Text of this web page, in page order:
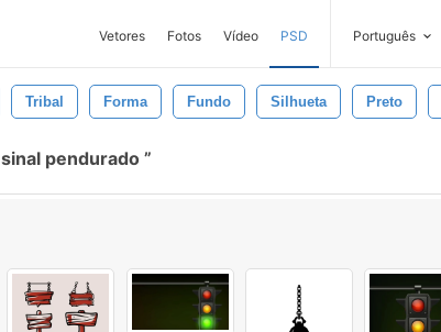
Vetores Fotos Vídeo PSD Português
Tribal Forma Fundo Silhueta Preto
sinal pendurado